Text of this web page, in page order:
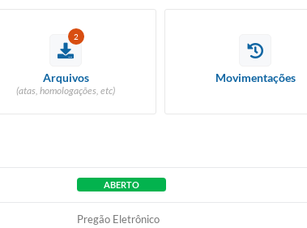
2
Arquivos
(atas, homologações, etc)
Movimentações
ABERTO
Pregão Eletrônico